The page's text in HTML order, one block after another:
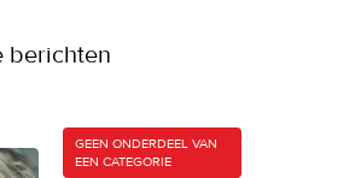
berichten
GEEN ONDERDEEL VAN
EEN CATEGORIE